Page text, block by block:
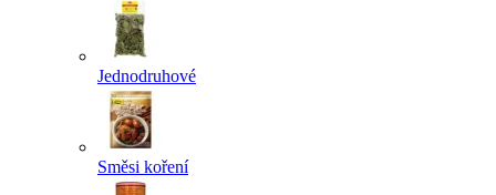
Jednodruhové
Směsi koření